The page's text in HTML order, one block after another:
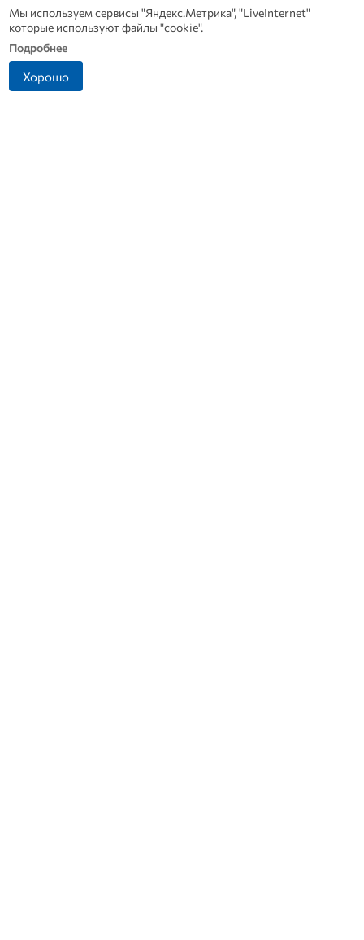
помещений дома.
Новости СМИ 2
Мы используем сервисы "Яндекс.Метрика", "LiveInternet"
которые используют файлы "cookie".
Подробнее
Хорошо